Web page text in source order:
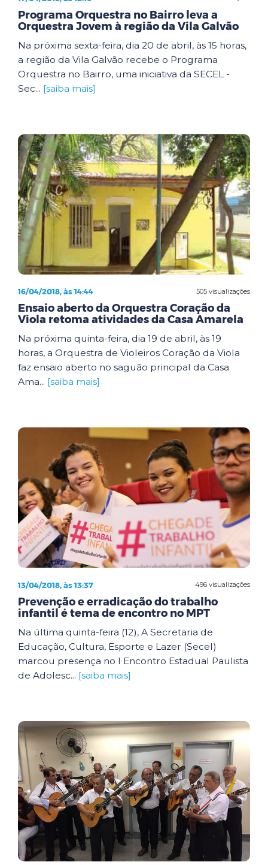
Programa Orquestra no Bairro leva a
Orquestra Jovem à região da Vila Galvão
Na próxima sexta-feira, dia 20 de abril, às 15 horas,
a região da Vila Galvão recebe o Programa
Orquestra no Bairro, uma iniciativa da SECEL -
Sec... [saiba mais]
505 visualizações
16/04/2018, às 14:44
Ensaio aberto da Orquestra Coração da
Viola retoma atividades da Casa Amarela
Na próxima quinta-feira, dia 19 de abril, às 19
horas, a Orquestra de Violeiros Coração da Viola
faz ensaio aberto no saguão principal da Casa
Ama... [saiba mais]
496 visualizações
13/04/2018, às 13:37
Prevenção e erradicação do trabalho
infantil é tema de encontro no MPT
Na última quinta-feira (12), A Secretaria de
Educação, Cultura, Esporte e Lazer (Secel)
marcou presença no I Encontro Estadual Paulista
de Adolesc... [saiba mais]